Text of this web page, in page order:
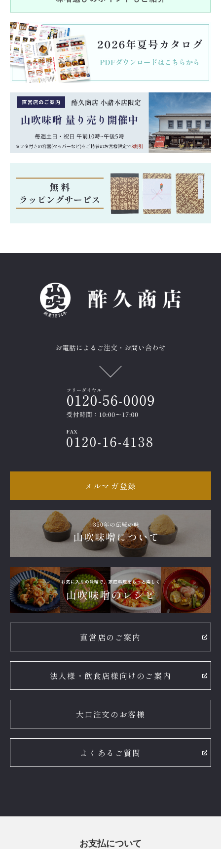
お電話によるご注文・お問い合わせ
メルマガ登録
直営店のご案内
法人様・飲食店様向けのご案内
大口注文のお客様
よくあるご質問
お支払について